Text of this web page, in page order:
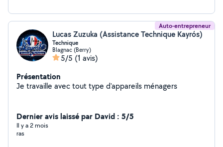
Auto-entrepreneur
Lucas Zuzuka (Assistance Technique Kayrós)
Technique
Blagnac (Berry)
5/5 (1 avis)
Présentation
Je travaille avec tout type d'appareils ménagers
Dernier avis laissé par David : 5/5
Il y a 2 mois
ras